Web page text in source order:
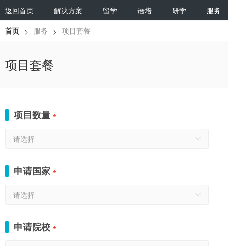
返回首页 解决方案 留学 语培 研学
服务
首页 > 服务 > 项目套餐
项目套餐
项目数量*
请选择
申请国家*
请选择
申请院校*